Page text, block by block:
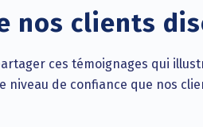
nos clients
ces témoignages qui
niveau de confiance que nos